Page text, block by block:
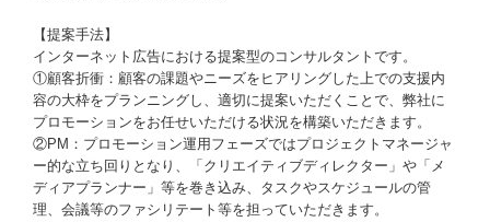
【提案手法】
インターネット広告における提案型のコンサルタントです。
①顧客折衝：顧客の課題やニーズをヒアリングした上での支援内
容の大枠をプランニングし、適切に提案いただくことで、弊社に
プロモーションをお任せいただける状況を構築いただきます。
②PM：プロモーション運用フェーズではプロジェクトマネージャ
ー的な立ち回りとなり、「クリエイティブディレクター」や「メ
ディアプランナー」等を巻き込み、タスクやスケジュールの管
理、会議等のファシリテート等を担っていただきます。